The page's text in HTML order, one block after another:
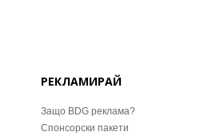
РЕКЛАМИРАЙ
Защо BDG реклама?
Спонсорски пакети